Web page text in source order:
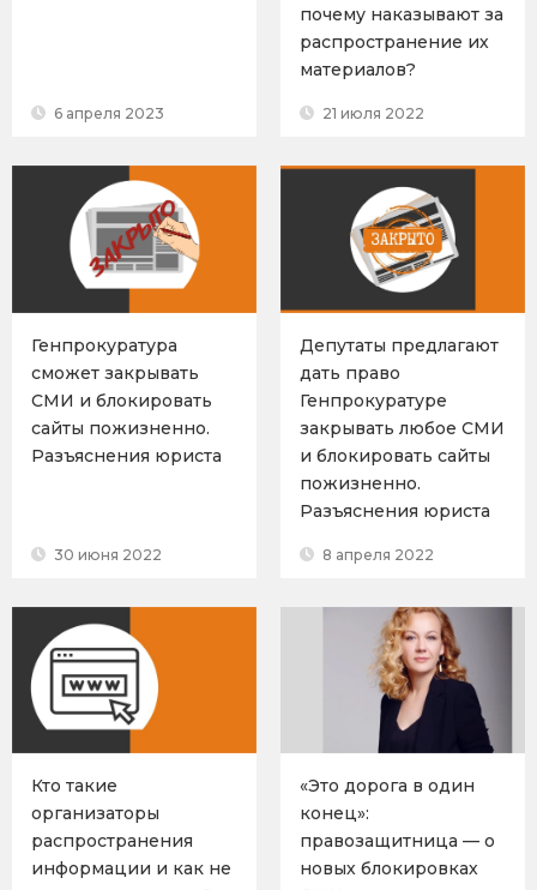
6 апреля 2023
почему наказывают за
распространение их
материалов?
21 июля 2022
Генпрокуратура
сможет закрывать
СМИ и блокировать
сайты пожизненно.
Разъяснения юриста
30 июня 2022
Депутаты предлагают
дать право
Генпрокуратуре
закрывать любое СМИ
и блокировать сайты
пожизненно.
Разъяснения юриста
8 апреля 2022
Кто такие
организаторы
распространения
информации и как не
«Это дорога в один
конец»:
правозащитница — о
новых блокировках